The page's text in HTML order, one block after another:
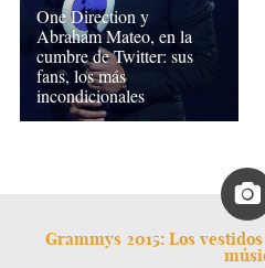
One Direction y
Abraham Mateo, en la
cumbre de Twitter: sus
fans, los más
incondicionales
Grammys 2015: Los